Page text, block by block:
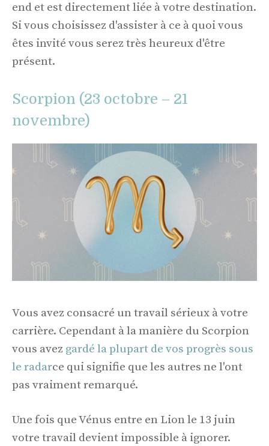
end et est directement liée à votre destination.
Si vous choisissez d'assister à ce à quoi vous
êtes invité vous serez très heureux d'être
présent.
Scorpion (23 octobre – 21
novembre)
Vous avez consacré un travail sérieux à votre
carrière. Cependant à la manière du Scorpion
vous avez gardé la plupart de vos progrès sous
le radarce qui signifie que les autres ne l'ont
pas vraiment remarqué.
Une fois que Vénus entre en Lion le 13 juin
votre travail devient impossible à ignorer.